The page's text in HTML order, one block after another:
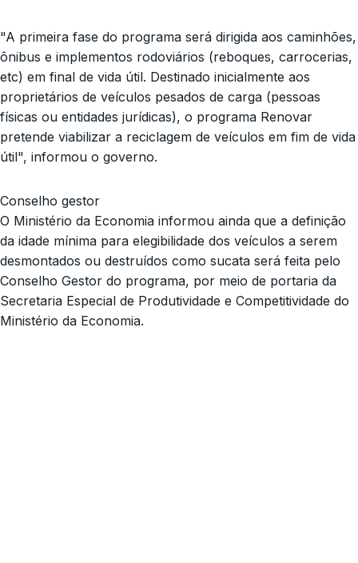
"A primeira fase do programa será dirigida aos caminhões,
ônibus e implementos rodoviários (reboques, carrocerias,
etc) em final de vida útil. Destinado inicialmente aos
proprietários de veículos pesados de carga (pessoas
físicas ou entidades jurídicas), o programa Renovar
pretende viabilizar a reciclagem de veículos em fim de vida
útil", informou o governo.
Conselho gestor
O Ministério da Economia informou ainda que a definição
da idade mínima para elegibilidade dos veículos a serem
desmontados ou destruídos como sucata será feita pelo
Conselho Gestor do programa, por meio de portaria da
Secretaria Especial de Produtividade e Competitividade do
Ministério da Economia.